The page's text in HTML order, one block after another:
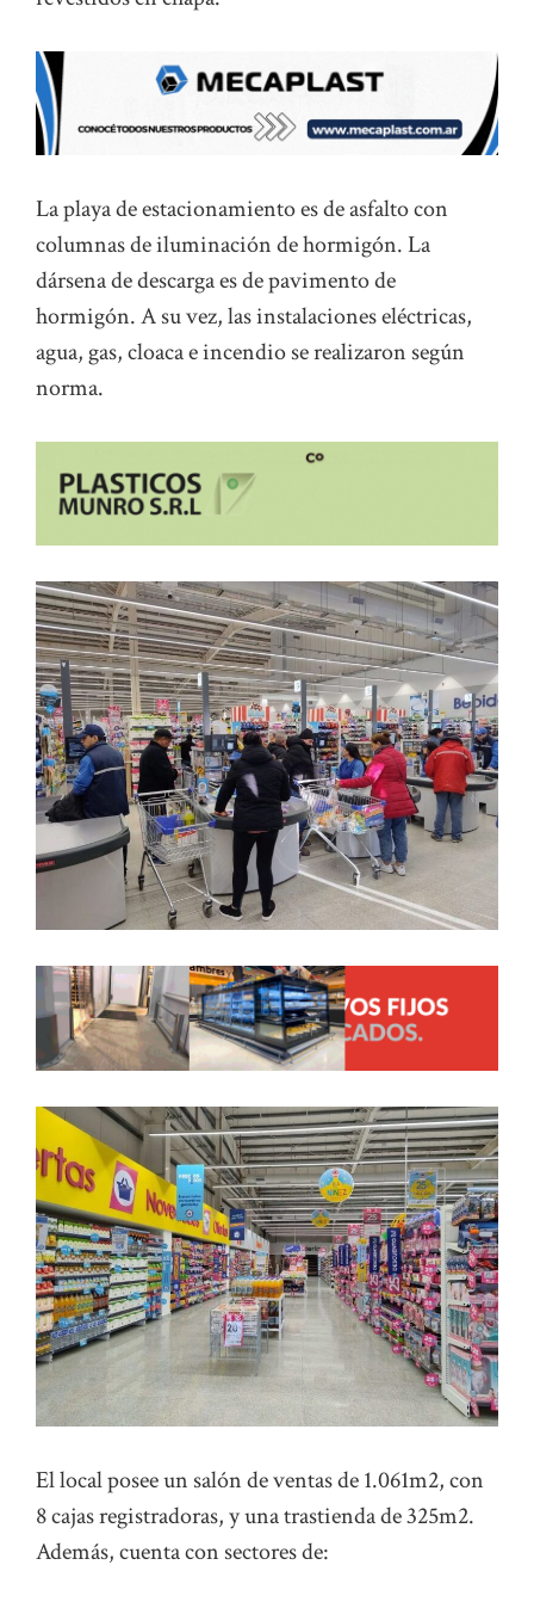
La playa de estacionamiento es de asfalto con
columnas de iluminación de hormigón. La
dársena de descarga es de pavimento de
hormigón. A su vez, las instalaciones eléctricas,
agua, gas, cloaca e incendio se realizaron según
norma.
El local posee un salón de ventas de 1.061m2, con
8 cajas registradoras, y una trastienda de 325m2.
Además, cuenta con sectores de: